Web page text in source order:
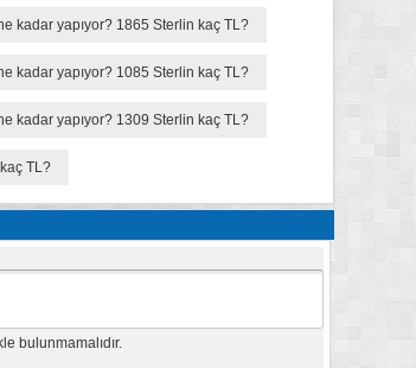
kadar yapıyor? 1865 Sterlin kaç TL?
kadar yapıyor? 1085 Sterlin kaç TL?
kadar yapıyor? 1309 Sterlin kaç TL?
TL?
bulunmamalıdır.